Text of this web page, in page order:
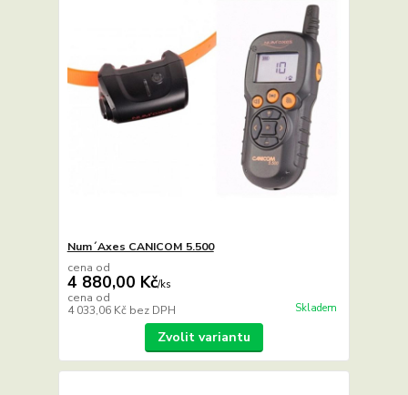
Num´Axes CANICOM 5.500
cena od
4 880,00 Kč/ks
cena od
4 033,06 Kč bez DPH Skladem
Zvolit variantu